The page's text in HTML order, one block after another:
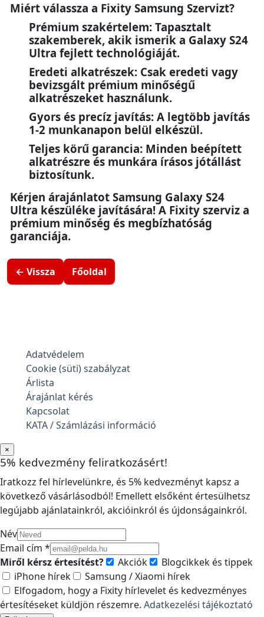
Miért válassza a Fixity Samsung Szervizt?
Prémium szakértelem: Tapasztalt
szakemberek, akik ismerik a Galaxy S24
Ultra fejlett technológiáját.
Eredeti alkatrészek: Csak eredeti vagy
bevizsgált prémium minőségű
alkatrészeket használunk.
Gyors és precíz javítás: A legtöbb javítás
1-2 munkanapon belül elkészül.
Teljes körű garancia: Minden beépített
alkatrészre és munkára írásos jótállást
biztosítunk.
Kérjen árajánlatot Samsung Galaxy S24
Ultra készüléke javítására! A Fixity szerviz a
prémium minőség és megbízhatóság
garanciája.
← Vissza Főoldal
Adatvédelem
Cookie (süti) szabályzat
Árlista
Árajánlat kérés
Kapcsolat
KATA / Számlázási információ
×
5% kedvezmény feliratkozásért!
Iratkozz fel hírlevelünkre, és 5% kedvezményt kapsz a
következő vásárlásodból! Emellett elsőként értesülhetsz
legújabb ajánlatainkról, akcióinkról és újdonságainkról.
Név
Email cím *
Miről kérsz értesítést?
Akciók
Blogcikkek és tippek
iPhone hírek
Samsung / Xiaomi hírek
Elfogadom, hogy a Fixity hírlevelet és kedvezményes
értesítéseket küldjön részemre. Adatkezelési tájékoztató